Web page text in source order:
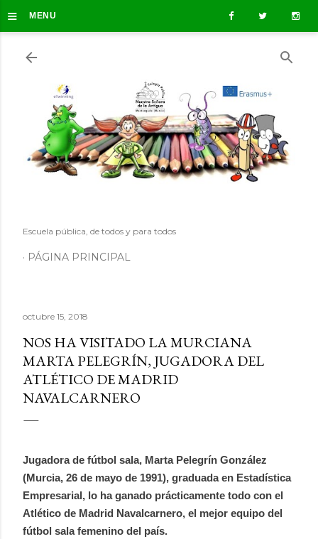
≡ MENU Ir al contenido principal
Escuela pública, de todos y para todos
PÁGINA PRINCIPAL
octubre 15, 2018
NOS HA VISITADO LA MURCIANA
MARTA PELEGRÍN, JUGADORA DEL
ATLÉTICO DE MADRID
NAVALCARNERO
Jugadora de fútbol sala, Marta Pelegrín González
(Murcia, 26 de mayo de 1991), graduada en Estadística
Empresarial, lo ha ganado prácticamente todo con el
Atlético de Madrid Navalcarnero, el mejor equipo del
fútbol sala femenino del país.